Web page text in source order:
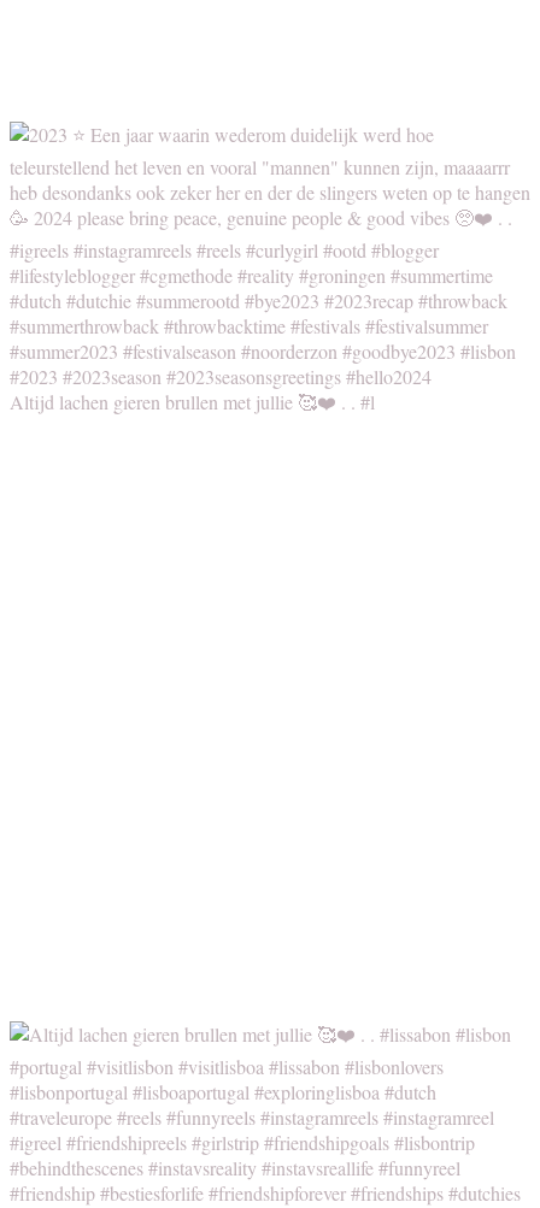
Altijd lachen gieren brullen met jullie 🥰❤️ . . #l